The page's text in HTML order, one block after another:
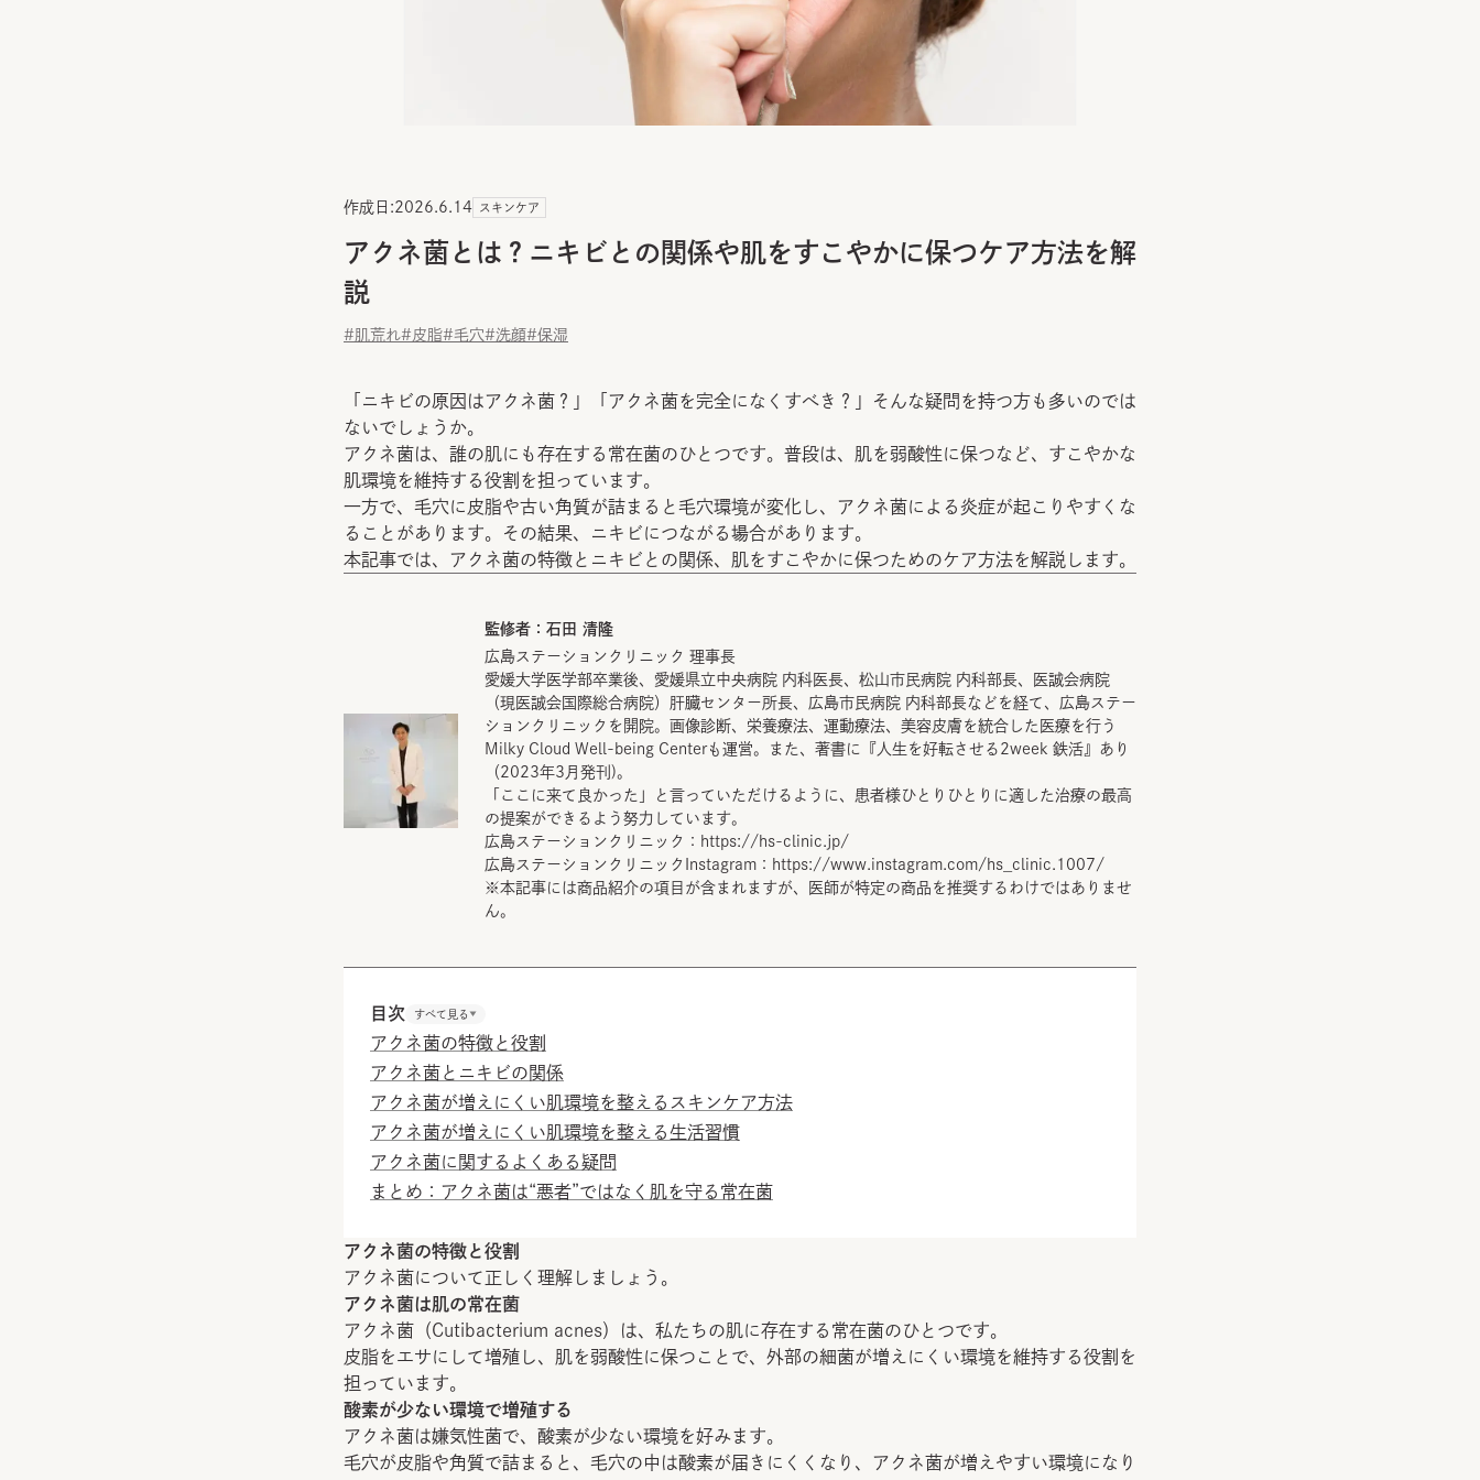
作成日:2026.6.14 スキンケア
アクネ菌とは？ニキビとの関係や肌をすこやかに保つケア方法を解
説
#肌荒れ#皮脂#毛穴#洗顔#保湿
「ニキビの原因はアクネ菌？」「アクネ菌を完全になくすべき？」そんな疑問を持つ方も多いのでは
ないでしょうか。
アクネ菌は、誰の肌にも存在する常在菌のひとつです。普段は、肌を弱酸性に保つなど、すこやかな
肌環境を維持する役割を担っています。
一方で、毛穴に皮脂や古い角質が詰まると毛穴環境が変化し、アクネ菌による炎症が起こりやすくな
ることがあります。その結果、ニキビにつながる場合があります。
本記事では、アクネ菌の特徴とニキビとの関係、肌をすこやかに保つためのケア方法を解説します。
監修者： 石田 清隆
広島ステーションクリニック 理事長
愛媛大学医学部卒業後、愛媛県立中央病院 内科医長、松山市民病院 内科部長、医誠会病院
（現医誠会国際総合病院）肝臓センター所長、広島市民病院 内科部長などを経て、広島ステー
ションクリニックを開院。画像診断、栄養療法、運動療法、美容皮膚を統合した医療を行う
Milky Cloud Well-being Centerも運営。また、著書に『人生を好転させる2week 鉄活』あり
（2023年3月発刊)。
「ここに来て良かった」と言っていただけるように、患者様ひとりひとりに適した治療の最高
の提案ができるよう努力しています。
広島ステーションクリニック： https://hs-clinic.jp/
広島ステーションクリニックInstagram： https://www.instagram.com/hs_clinic.1007/
※本記事には商品紹介の項目が含まれますが、医師が特定の商品を推奨するわけではありませ
ん。
目次 すべて見る
アクネ菌の特徴と役割
アクネ菌とニキビの関係
アクネ菌が増えにくい肌環境を整えるスキンケア方法
アクネ菌が増えにくい肌環境を整える生活習慣
アクネ菌に関するよくある疑問
まとめ：アクネ菌は“悪者”ではなく肌を守る常在菌
アクネ菌の特徴と役割
アクネ菌について正しく理解しましょう。
アクネ菌は肌の常在菌
アクネ菌（Cutibacterium acnes）は、私たちの肌に存在する常在菌のひとつです。
皮脂をエサにして増殖し、肌を弱酸性に保つことで、外部の細菌が増えにくい環境を維持する役割を
担っています。
酸素が少ない環境で増殖する
アクネ菌は嫌気性菌で、酸素が少ない環境を好みます。
毛穴が皮脂や角質で詰まると、毛穴の中は酸素が届きにくくなり、アクネ菌が増えやすい環境になり